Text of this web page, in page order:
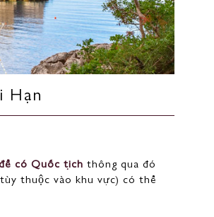
Hạn
có Quốc tịch thông qua đó
thuộc vào khu vực) có thể